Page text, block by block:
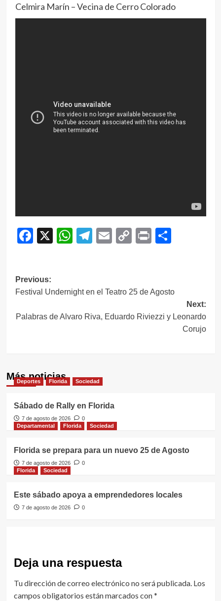
Celmira Marín – Vecina de Cerro Colorado
Facebook
X WhatsApp
Telegram
EmailCopy
Print
Navegación
de
entradas
Previous:
Festival Undernight en el Teatro 25 de Agosto
Next:
Palabras de Alvaro Riva, Eduardo Riviezzi y Leonardo
Corujo
Más noticias
Deportes Florida Sociedad
Sábado de Rally en Florida
7 de agosto de 2026
0
Departamental
Florida Sociedad
Florida se prepara para un nuevo 25 de Agosto
7 de agosto de 2026
0
Florida
Sociedad
Este sábado apoya a emprendedores locales
7 de agosto de 2026 0
Deja una respuesta
Tu dirección de correo electrónico no será publicada. Los
campos obligatorios están marcados con*